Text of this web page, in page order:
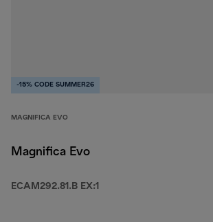
-15% CODE SUMMER26
MAGNIFICA EVO
Magnifica Evo
ECAM292.81.B EX:1